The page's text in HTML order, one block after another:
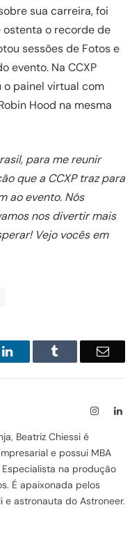
sua carreira, foi
ostenta o recorde de
sessões de Fotos e
evento. Na CCXP
o painel virtual com
Hood na mesma
para me reunir
que a CCXP traz para
ao evento. Nós
nos divertir mais
Vejo vocês em
LinkedIn Email
Instagram
Beatriz Chiessi é
e possui MBA
na produção
É apaixonada pelos
e astronauta do Astroneer.